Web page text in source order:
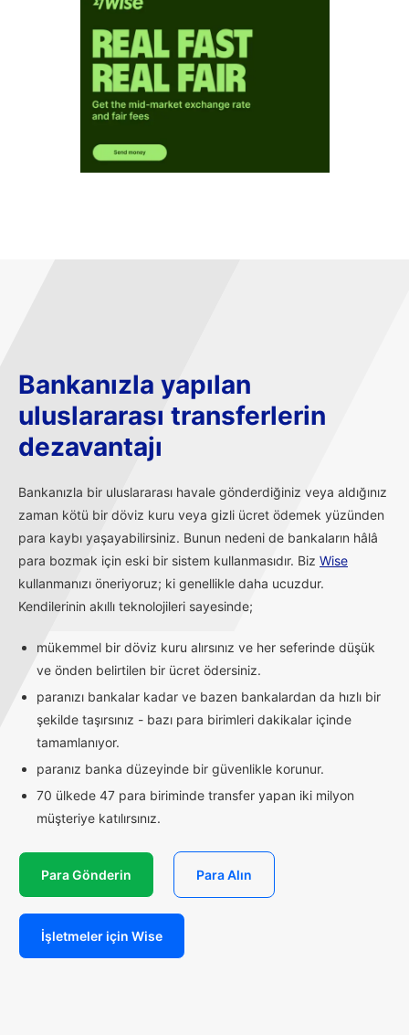
Bankanızla yapılan
uluslararası transferlerin
dezavantajı
Bankanızla bir uluslararası havale gönderdiğiniz veya aldığınız
zaman kötü bir döviz kuru veya gizli ücret ödemek yüzünden
para kaybı yaşayabilirsiniz. Bunun nedeni de bankaların hâlâ
para bozmak için eski bir sistem kullanmasıdır. Biz Wise
kullanmanızı öneriyoruz; ki genellikle daha ucuzdur.
Kendilerinin akıllı teknolojileri sayesinde;
mükemmel bir döviz kuru alırsınız ve her seferinde düşük
ve önden belirtilen bir ücret ödersiniz.
paranızı bankalar kadar ve bazen bankalardan da hızlı bir
şekilde taşırsınız - bazı para birimleri dakikalar içinde
tamamlanıyor.
paranız banka düzeyinde bir güvenlikle korunur.
70 ülkede 47 para biriminde transfer yapan iki milyon
müşteriye katılırsınız.
Para Gönderin Para Alın
İşletmeler için Wise